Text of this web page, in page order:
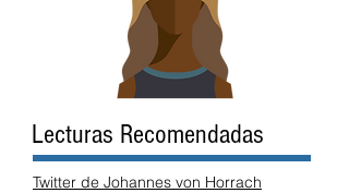
Twitter de Johannes von Horrach
Lecturas Recomendadas